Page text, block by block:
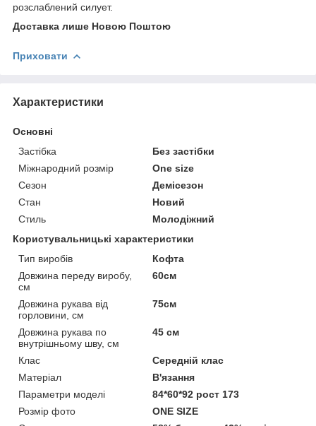
розслаблений силует.
Доставка лише Новою Поштою
Приховати
Характеристики
Основні
Застібка
Без застібки
Міжнародний розмір
One size
Сезон
Демісезон
Стан
Новий
Стиль
Молодіжний
Користувальницькі характеристики
Тип виробів
Кофта
Довжина переду виробу,
см
60см
Довжина рукава від
горловини, см
75см
Довжина рукава по
внутрішньому шву, см
45 см
Клас
Середній клас
Матеріал
В'язання
Параметри моделі
84*60*92 рост 173
Розмір фото
ONE SIZE